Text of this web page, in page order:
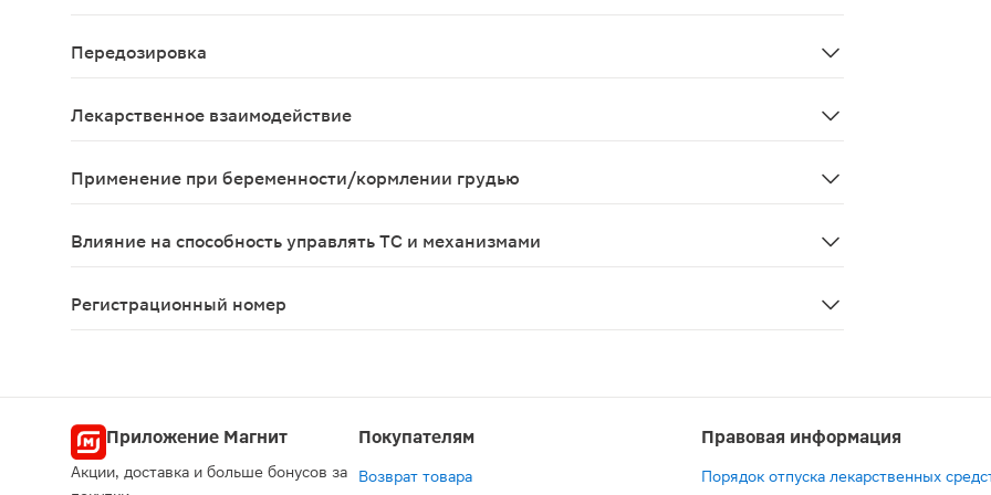
Передозировка
Лекарственное взаимодействие
Применение при беременности/кормлении грудью
Влияние на способность управлять ТС и механизмами
Регистрационный номер
Приложение Магнит
Акции, доставка и больше бонусов за
Покупателям
Возврат товара
Правовая информация
Порядок отпуска лекарственных